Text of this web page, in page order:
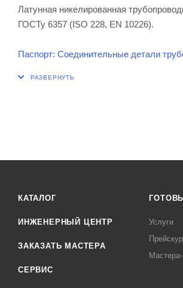
Латунная никелированная
ГОСТу 6357 (ISO 228, EN 10226).
Паспорт: Соединительные детали
КАТАЛОГ
ИНЖЕНЕРНЫЙ ЦЕНТР
ЗАКАЗАТЬ МАСТЕРА
СЕРВИС
Услуги